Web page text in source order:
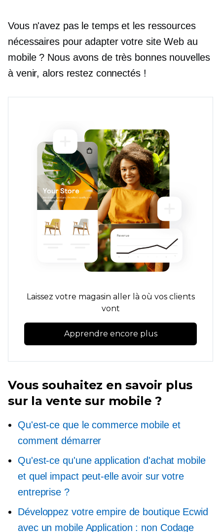
Vous n'avez pas le temps et les ressources
nécessaires pour adapter votre site Web au
mobile ? Nous avons de très bonnes nouvelles
à venir, alors restez connectés !
Laissez votre magasin aller là où vos clients
vont
Apprendre encore plus
Vous souhaitez en savoir plus
sur la vente sur mobile ?
Qu'est-ce que le commerce mobile et
comment démarrer
Qu'est-ce qu'une application d'achat mobile
et quel impact peut-elle avoir sur votre
entreprise ?
Développez votre empire de boutique Ecwid
avec un mobile Application : non Codage